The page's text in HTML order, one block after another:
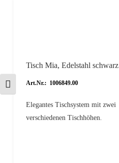
Schrift vergrößern
Tisch Mia, Edelstahl schwarz
Art.Nr.: 1006849.00
Elegantes Tischsystem mit zwei
verschiedenen Tischhöhen.